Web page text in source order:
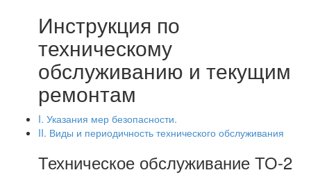
Инструкция по
техническому
обслуживанию и текущим
ремонтам
I. Указания мер безопасности.
II. Виды и периодичность технического обслуживания
Техническое обслуживание ТО-2